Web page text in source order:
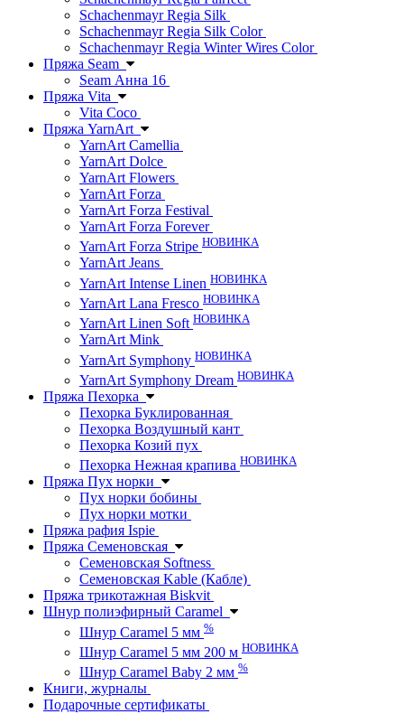
Schachenmayr Regia Silk
Schachenmayr Regia Silk Color
Schachenmayr Regia Winter Wires Color
Пряжа Seam
Seam Анна 16
Пряжа Vita
Vita Coco
Пряжа YarnArt
YarnArt Camellia
YarnArt Dolce
YarnArt Flowers
YarnArt Forza
YarnArt Forza Festival
YarnArt Forza Forever
YarnArt Forza Stripe НОВИНКА
YarnArt Jeans
YarnArt Intense Linen НОВИНКА
YarnArt Lana Fresco НОВИНКА
YarnArt Linen Soft НОВИНКА
YarnArt Mink
YarnArt Symphony НОВИНКА
YarnArt Symphony Dream НОВИНКА
Пряжа Пехорка
Пехорка Буклированная
Пехорка Воздушный кант
Пехорка Козий пух
Пехорка Нежная крапива НОВИНКА
Пряжа Пух норки
Пух норки бобины
Пух норки мотки
Пряжа рафия Ispie
Пряжа Семеновская
Семеновская Softness
Семеновская Kable (Кабле)
Пряжа трикотажная Biskvit
Шнур полиэфирный Caramel
Шнур Caramel 5 мм %
Шнур Caramel 5 мм 200 м НОВИНКА
Шнур Caramel Baby 2 мм %
Книги, журналы
Подарочные сертификаты